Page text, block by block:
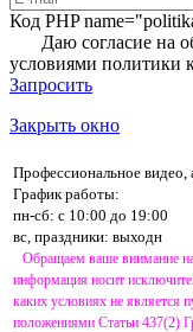
Код PHP
Даю согласие на
условиями политики
Запросить
Закрыть окно
Профессиональное видео,
График работы:
пн-сб: с 10:00 до 19:00
вс, праздники: выходн
Обращаем ваше внимание на
информация носит
каких условиях не является
положениями Статьи 437(2)